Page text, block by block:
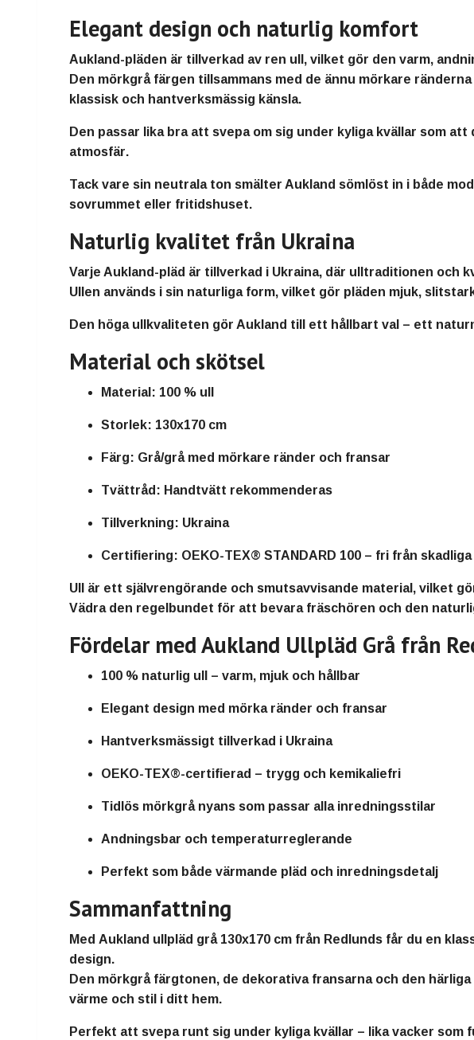
Elegant design och naturlig komfort
Aukland-pläden är tillverkad av ren ull , vilket gör den varm,
Den mörkgrå färgen tillsammans med de ännu mörkare
klassisk och hantverksmässig känsla.
Den passar lika bra att svepa om sig under kyliga kvällar som
atmosfär.
Tack vare sin neutrala ton smälter Aukland sömlöst in i både
sovrummet eller fritidshuset.
Naturlig kvalitet från Ukraina
Varje Aukland-pläd är tillverkad i Ukraina, där ulltraditionen och
Ullen används i sin naturliga form, vilket gör pläden mjuk,
Den höga ullkvaliteten gör Aukland till ett hållbart val – ett
Material och skötsel
Material: 100 % ull
Storlek: 130x170 cm
Färg: Grå/grå med mörkare ränder och fransar
Tvättråd: Handtvätt rekommenderas
Tillverkning: Ukraina
Certifiering: OEKO-TEX® STANDARD 100 – fri från
Ull är ett självrengörande och smutsavvisande material , vilket
Vädra den regelbundet för att bevara fräschören och den
Fördelar med Aukland Ullpläd Grå från
100 % naturlig ull – varm, mjuk och hållbar
Elegant design med mörka ränder och fransar
Hantverksmässigt tillverkad i Ukraina
OEKO-TEX®-certifierad – trygg och kemikaliefri
Tidlös mörkgrå nyans som passar alla inredningsstilar
Andningsbar och temperaturreglerande
Perfekt som både värmande pläd och inredningsdetalj
Sammanfattning
Med Aukland ullpläd grå 130x170 cm från Redlunds får du en
design.
Den mörkgrå färgtonen, de dekorativa fransarna och den
värme och stil i ditt hem.
Perfekt att svepa runt sig under kyliga kvällar – lika vacker som